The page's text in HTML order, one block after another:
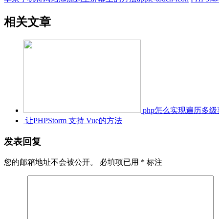
相关文章
php怎么实现遍历多级
让PHPStorm 支持 Vue的方法
发表回复
您的邮箱地址不会被公开。 必填项已用 * 标注